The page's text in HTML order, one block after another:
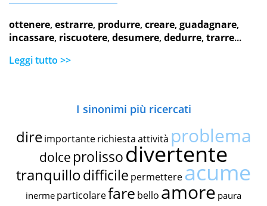
ottenere,estrarre, produrre,creare,guadagnare,
incassare, riscuotere,desumere,dedurre,trarre...
Leggi tutto >>
I sinonimi più ricercati
dire importante richiestaattività problema
dolce prolissodivertente
tranquillodifficile permettereacume
inerme particolarefare bello amore paura